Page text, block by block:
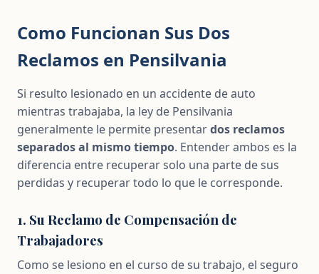
Como Funcionan Sus Dos
Reclamos en Pensilvania
Si resulto lesionado en un accidente de auto
mientras trabajaba, la ley de Pensilvania
generalmente le permite presentardos reclamos
separados al mismo tiempo. Entender ambos es la
diferencia entre recuperar solo una parte de sus
perdidas y recuperar todo lo que le corresponde.
1. Su Reclamo de Compensación de
Trabajadores
Como se lesiono en el curso de su trabajo, el seguro